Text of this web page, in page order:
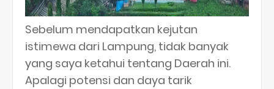
Sebelum mendapatkan kejutan
istimewa dari Lampung, tidak banyak
yang saya ketahui tentang Daerah ini.
Apalagi potensi dan daya tarik